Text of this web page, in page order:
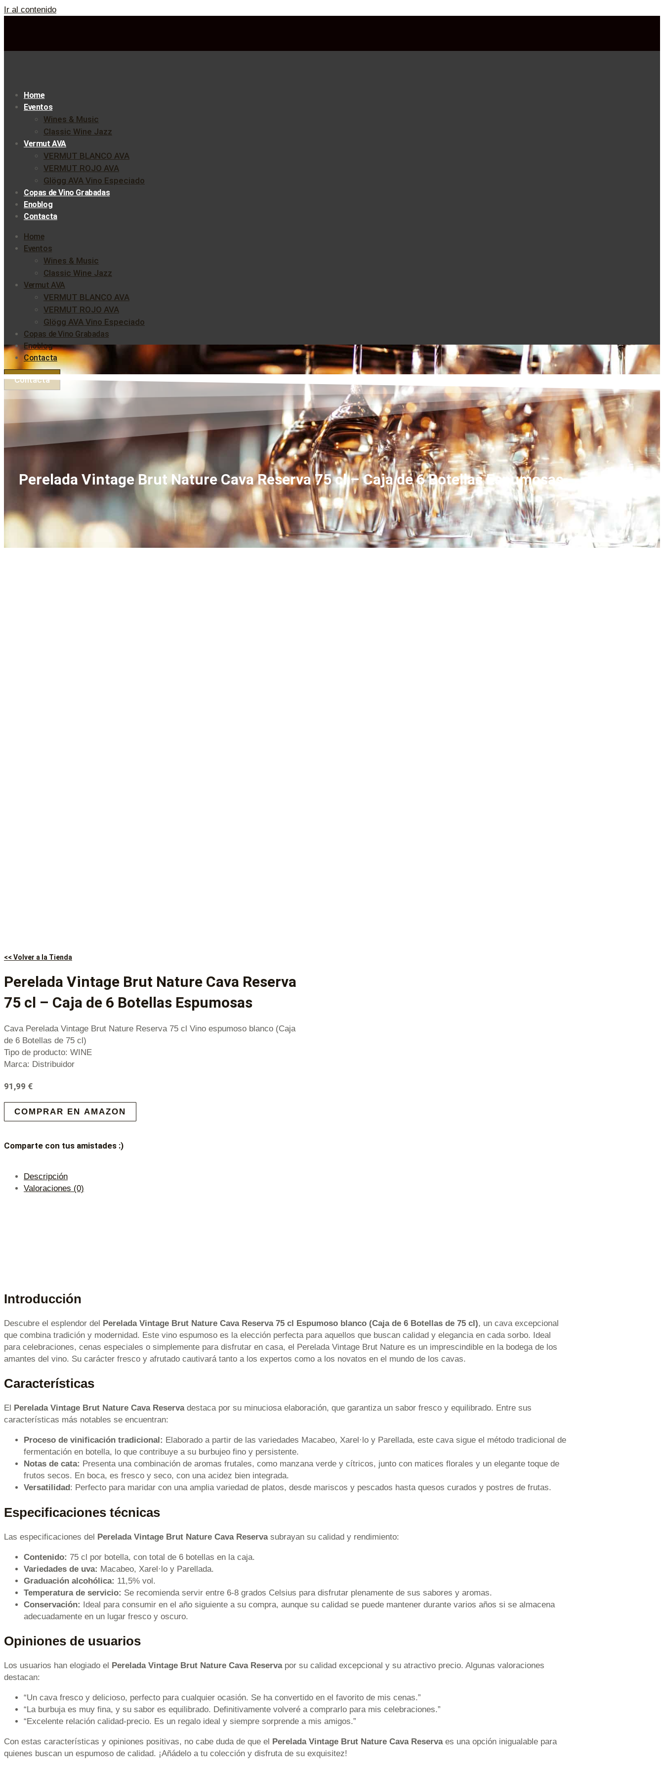
Ir al contenido
Home
Eventos
Wines & Music
Classic Wine Jazz
Vermut AVA
VERMUT BLANCO AVA
VERMUT ROJO AVA
Glögg AVA Vino Especiado
Copas de Vino Grabadas
Enoblog
Contacta
Home
Eventos
Wines & Music
Classic Wine Jazz
Vermut AVA
VERMUT BLANCO AVA
VERMUT ROJO AVA
Glögg AVA Vino Especiado
Copas de Vino Grabadas
Enoblog
Contacta
Contacta
Perelada Vintage Brut Nature Cava Reserva 75 cl – Caja de 6 Botellas Espumosas
<< Volver a la Tienda
Perelada Vintage Brut Nature Cava Reserva
75 cl – Caja de 6 Botellas Espumosas
Cava Perelada Vintage Brut Nature Reserva 75 cl Vino espumoso blanco (Caja
de 6 Botellas de 75 cl)
Tipo de producto: WINE
Marca: Distribuidor
91,99 €
COMPRAR EN AMAZON
Comparte con tus amistades :)
Descripción
Valoraciones (0)
Introducción
Descubre el esplendor del Perelada Vintage Brut Nature Cava Reserva 75 cl Espumoso blanco (Caja de 6 Botellas de 75 cl), un cava excepcional
que combina tradición y modernidad. Este vino espumoso es la elección perfecta para aquellos que buscan calidad y elegancia en cada sorbo. Ideal
para celebraciones, cenas especiales o simplemente para disfrutar en casa, el Perelada Vintage Brut Nature es un imprescindible en la bodega de los
amantes del vino. Su carácter fresco y afrutado cautivará tanto a los expertos como a los novatos en el mundo de los cavas.
Características
El Perelada Vintage Brut Nature Cava Reservadestaca por su minuciosa elaboración, que garantiza un sabor fresco y equilibrado. Entre sus
características más notables se encuentran:
Proceso de vinificación tradicional: Elaborado a partir de las variedades Macabeo, Xarel·lo y Parellada, este cava sigue el método tradicional de
fermentación en botella, lo que contribuye a su burbujeo fino y persistente.
Notas de cata: Presenta una combinación de aromas frutales, como manzana verde y cítricos, junto con matices florales y un elegante toque de
frutos secos. En boca, es fresco y seco, con una acidez bien integrada.
Versatilidad : Perfecto para maridar con una amplia variedad de platos, desde mariscos y pescados hasta quesos curados y postres de frutas.
Especificaciones técnicas
Las especificaciones del Perelada Vintage Brut Nature Cava Reservasubrayan su calidad y rendimiento:
Contenido: 75 cl por botella, con total de 6 botellas en la caja.
Variedades de uva: Macabeo, Xarel·lo y Parellada.
Graduación alcohólica: 11,5% vol.
Temperatura de servicio: Se recomienda servir entre 6-8 grados Celsius para disfrutar plenamente de sus sabores y aromas.
Conservación: Ideal para consumir en el año siguiente a su compra, aunque su calidad se puede mantener durante varios años si se almacena
adecuadamente en un lugar fresco y oscuro.
Opiniones de usuarios
Los usuarios han elogiado el Perelada Vintage Brut Nature Cava Reservapor su calidad excepcional y su atractivo precio. Algunas valoraciones
destacan:
“Un cava fresco y delicioso, perfecto para cualquier ocasión. Se ha convertido en el favorito de mis cenas.”
“La burbuja es muy fina, y su sabor es equilibrado. Definitivamente volveré a comprarlo para mis celebraciones.”
“Excelente relación calidad-precio. Es un regalo ideal y siempre sorprende a mis amigos.”
Con estas características y opiniones positivas, no cabe duda de que el Perelada Vintage Brut Nature Cava Reservaes una opción inigualable para
quienes buscan un espumoso de calidad. ¡Añádelo a tu colección y disfruta de su exquisitez!